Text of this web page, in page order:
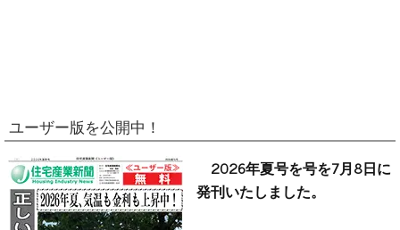
ユーザー版を公開中！
2026年夏号を号を7月8日に
発刊いたしました。